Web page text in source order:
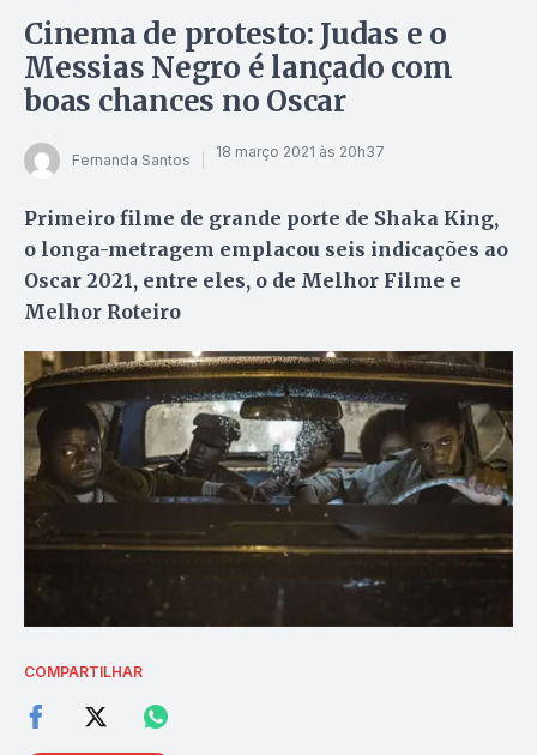
Cinema de protesto: Judas e o
Messias Negro é lançado com
boas chances no Oscar
Fernanda Santos 18 março 2021 às 20h37
Primeiro filme de grande porte de Shaka King,
o longa-metragem emplacou seis indicações ao
Oscar 2021, entre eles, o de Melhor Filme e
Melhor Roteiro
COMPARTILHAR